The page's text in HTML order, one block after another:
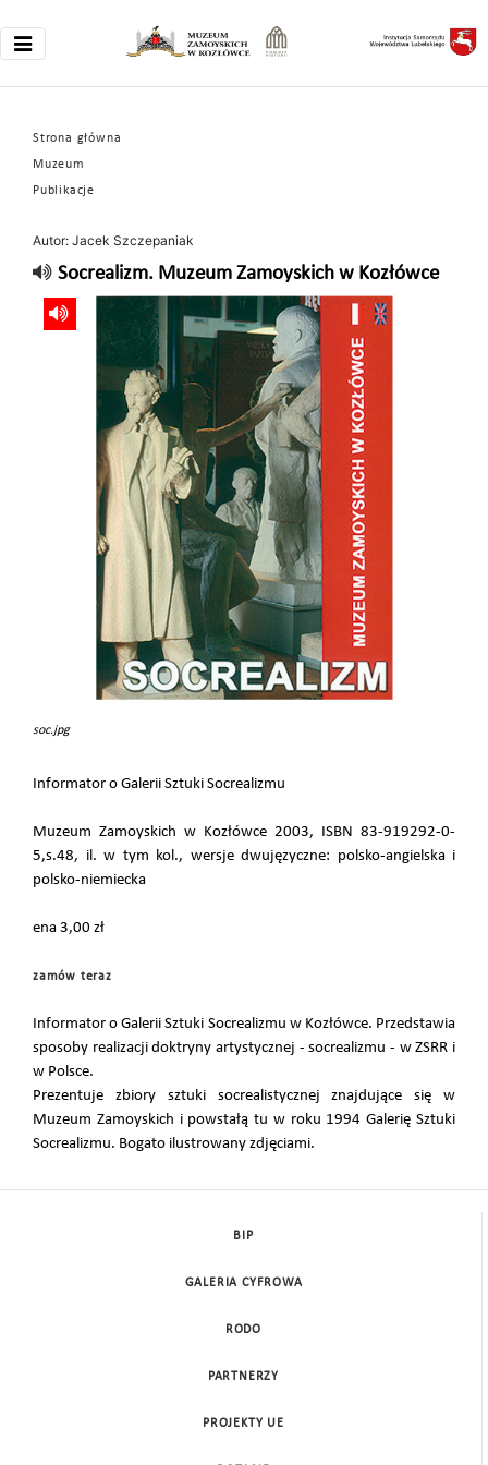
Strona główna
Muzeum
Publikacje
Autor: Jacek Szczepaniak
Socrealizm. Muzeum Zamoyskich w Kozłówce
soc.jpg
Informator o Galerii Sztuki Socrealizmu
Muzeum Zamoyskich w Kozłówce 2003, ISBN 83-919292-0-
5,s.48, il. w tym kol., wersje dwujęzyczne: polsko-angielska i
polsko-niemiecka
ena 3,00 zł
zamów teraz
Informator o Galerii Sztuki Socrealizmu w Kozłówce. Przedstawia
sposoby realizacji doktryny artystycznej - socrealizmu - w ZSRR i
w Polsce.
Prezentuje zbiory sztuki socrealistycznej znajdujące się w
Muzeum Zamoyskich i powstałą tu w roku 1994 Galerię Sztuki
Socrealizmu. Bogato ilustrowany zdjęciami.
BIP
GALERIA CYFROWA
RODO
PARTNERZY
PROJEKTY UE